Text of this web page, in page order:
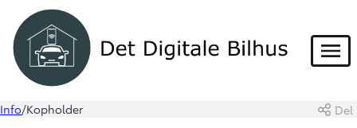
Menu
Info Kopholder Del